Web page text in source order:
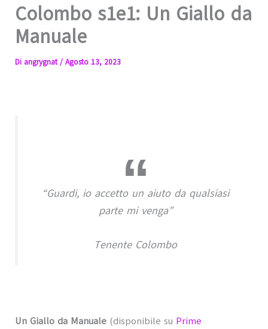
Colombo s1e1: Un Giallo da
Manuale
Di angrygnat/ Agosto 13, 2023
“Guardi, io accetto un aiuto da qualsiasi
parte mi venga”
Tenente Colombo
Un Giallo da Manuale(disponibile su Prime